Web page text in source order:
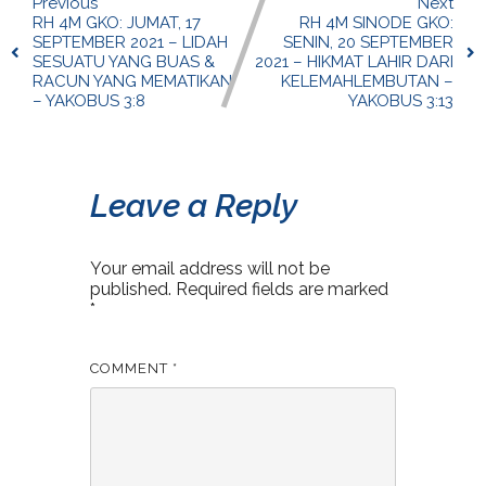
RH 4M GKO: JUMAT, 17
SEPTEMBER 2021 – LIDAH
SESUATU YANG BUAS &
RACUN YANG MEMATIKAN
– YAKOBUS 3:8
RH 4M SINODE GKO:
SENIN, 20 SEPTEMBER
2021 – HIKMAT LAHIR DARI
KELEMAHLEMBUTAN –
YAKOBUS 3:13
Leave a Reply
Your email address will not be
published. Required fields are marked
*
COMMENT *